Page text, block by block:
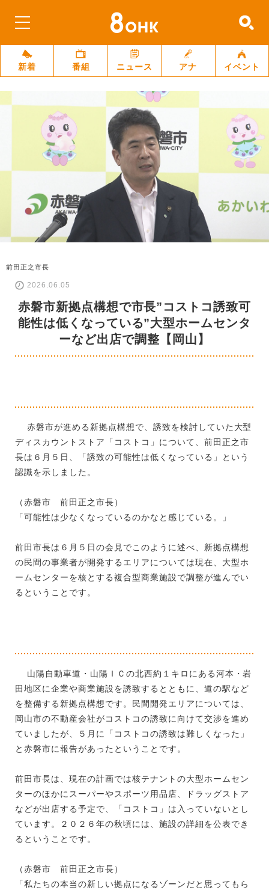
新着 番組 ニュース アナ イベント
前田正之市長
2026.06.05
赤磐市新拠点構想で市長”コストコ誘致可
能性は低くなっている”大型ホームセンタ
ーなど出店で調整【岡山】
赤磐市が進める新拠点構想で、誘致を検討していた大型
ディスカウントストア「コストコ」について、前田正之市
長は６月５日、「誘致の可能性は低くなっている」という
認識を示しました。
（赤磐市 前田正之市長）
「可能性は少なくなっているのかなと感じている。」
前田市長は６月５日の会見でこのように述べ、新拠点構想
の民間の事業者が開発するエリアについては現在、大型ホ
ームセンターを核とする複合型商業施設で調整が進んでい
るということです。
山陽自動車道・山陽ＩＣの北西約１キロにある河本・岩
田地区に企業や商業施設を誘致するとともに、道の駅など
を整備する新拠点構想です。民間開発エリアについては、
岡山市の不動産会社がコストコの誘致に向けて交渉を進め
ていましたが、５月に「コストコの誘致は難しくなった」
と赤磐市に報告があったということです。
前田市長は、現在の計画では核テナントの大型ホームセン
ターのほかにスーパーやスポーツ用品店、ドラッグストア
などが出店する予定で、「コストコ」は入っていないとし
ています。２０２６年の秋頃には、施設の詳細を公表でき
るということです。
（赤磐市 前田正之市長）
「私たちの本当の新しい拠点になるゾーンだと思ってもら